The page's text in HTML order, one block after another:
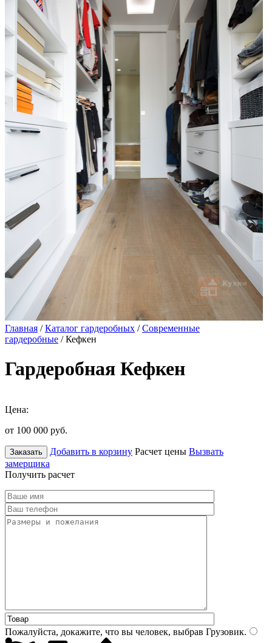
Главная /Каталог гардеробных /Современные
гардеробные / Кефкен
Гардеробная Кефкен
Цена:
от 100 000 руб.
Заказать Добавить в корзину Расчет цены Вызвать
замерщика
Получить расчет
Пожалуйста, докажите, что вы человек, выбрав Грузовик.